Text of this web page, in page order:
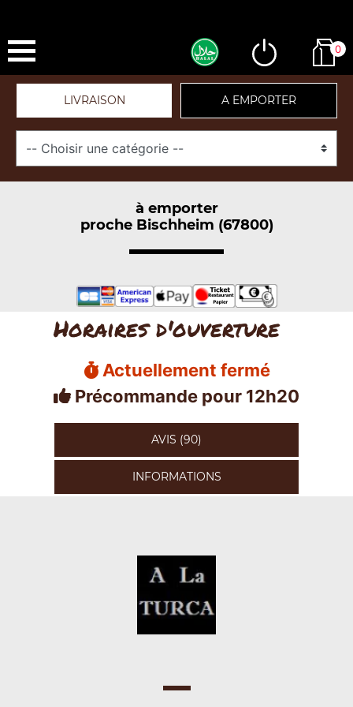
0
LIVRAISON A EMPORTER
à emporter
proche Bischheim (67800)
Horaires d'ouverture
Actuellement fermé
Précommande pour 12h20
AVIS (90)
INFORMATIONS